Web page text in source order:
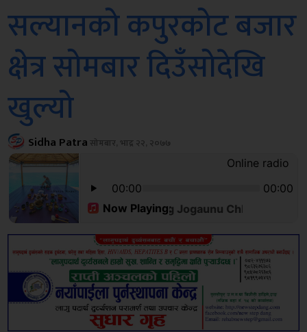
सल्यानको कपुरकोट बजार
क्षेत्र सोमबार दिउँसोदेखि
खुल्यो
Sidha Patraसोमबार, भाद्र २२, २०७७